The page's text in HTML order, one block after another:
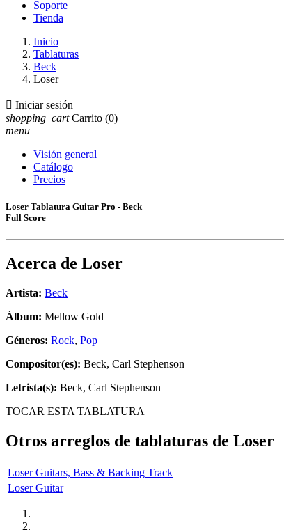
Soporte
Tienda
Inicio
Tablaturas
Beck
Loser
 Iniciar sesión
shopping_cart Carrito (0)
menu
Visión general
Catálogo
Precios
Loser Tablatura Guitar Pro - Beck
Full Score
Acerca de Loser
Artista: Beck
Álbum: Mellow Gold
Géneros: Rock, Pop
Compositor(es): Beck, Carl Stephenson
Letrista(s): Beck, Carl Stephenson
TOCAR ESTA TABLATURA
Otros arreglos de tablaturas de Loser
Loser Guitars, Bass & Backing Track
Loser Guitar